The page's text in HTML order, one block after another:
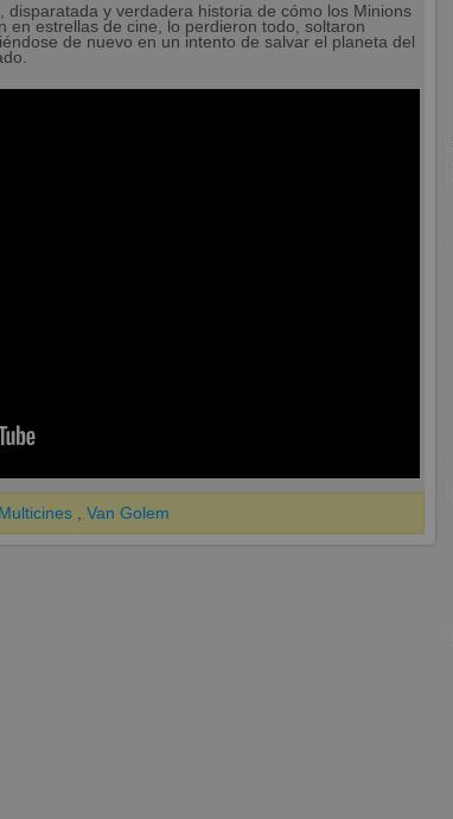
y verdadera historia de cómo los Minions
en estrellas de cine, lo perdieron todo, soltaron
de nuevo en un intento de salvar el planeta del
Van Golem